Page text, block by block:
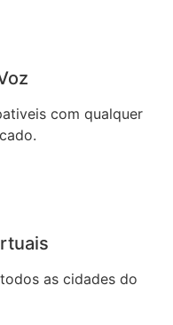
com qualquer
as cidades do